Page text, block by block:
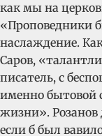
как мы на
«Проповедники
наслаждение.
Саров,
писатель, с
именно бытовой
жизни». Розанов
если б был